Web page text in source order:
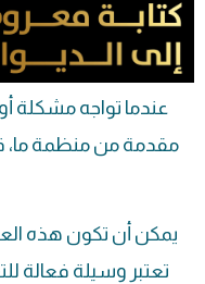
عندما تواجه مشكلة
مقدمة من منظمة ما،
يمكن أن تكون هذه
تعتبر وسيلة فعالة